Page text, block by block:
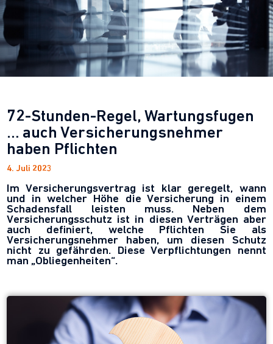
72-Stunden-Regel, Wartungsfugen
… auch Versicherungsnehmer
haben Pflichten
4. Juli 2023
Im Versicherungsvertrag ist klar geregelt, wann
und in welcher Höhe die Versicherung in einem
Schadensfall leisten muss. Neben dem
Versicherungsschutz ist in diesen Verträgen aber
auch definiert, welche Pflichten Sie als
Versicherungsnehmer haben, um diesen Schutz
nicht zu gefährden. Diese Verpflichtungen nennt
man „Obliegenheiten“.